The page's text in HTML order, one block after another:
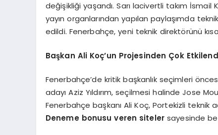
değişikliği yaşandı. Sarı lacivertli takım İsmail
yayın organlarından yapılan paylaşımda
edildi. Fenerbahçe, yeni teknik direktörünü
Başkan Ali Koç’un Projesinden Çok
Fenerbahçe’de kritik başkanlık seçimleri
adayı Aziz Yıldırım, seçilmesi halinde Jose
Fenerbahçe başkanı Ali Koç, Portekizli
Deneme bonusu veren siteler sayesinde